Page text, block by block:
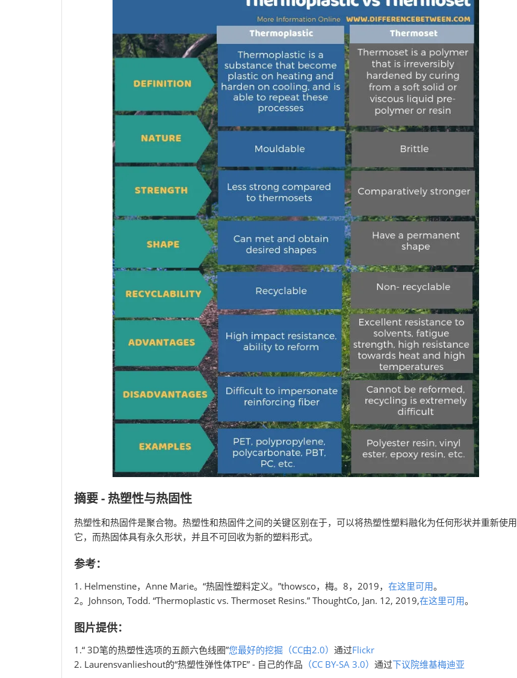
摘要 - 热塑性与热固性
热塑性和热固件是聚合物。热塑性和热固件之间的关键区别在于，可以将热塑性塑料融化为任何形状并重新使用
它，而热固体具有永久形状，并且不可回收为新的塑料形式。
参考：
1. Helmenstine，Anne Marie。“热固性塑料定义。”thowsco，梅。8，2019， 在这里可用。
2。Johnson, Todd. “Thermoplastic vs. Thermoset Resins.” ThoughtCo, Jan. 12, 2019,在这里可用。
图片提供：
1.“ 3D笔的热塑性选项的五颜六色线圈”您最好的挖掘 （CC由2.0） 通过Flickr
2. Laurensvanlieshout的“热塑性弹性体TPE” - 自己的作品 （CC BY-SA 3.0） 通过下议院维基梅迪亚